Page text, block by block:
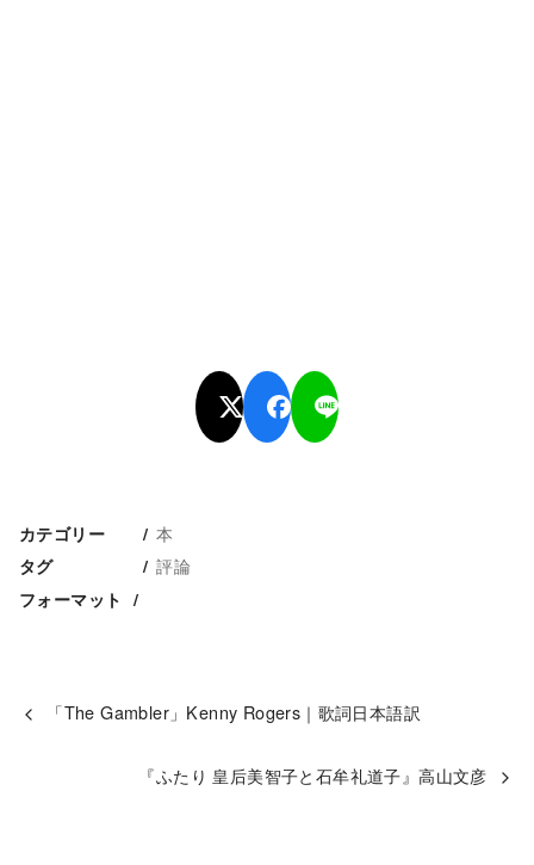
カテゴリー 本
タグ 評論
フォーマット
「The Gambler」Kenny Rogers｜歌詞日本語訳
『ふたり 皇后美智子と石牟礼道子』高山文彦